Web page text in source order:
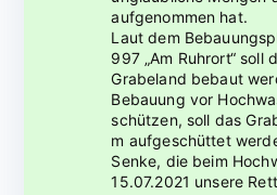
aufgenommen hat.
Laut dem
997 „Am Ruhrort“ soll
Grabeland bebaut
Bebauung vor
schützen, soll das
m aufgeschüttet
Senke, die beim
15.07.2021 unsere